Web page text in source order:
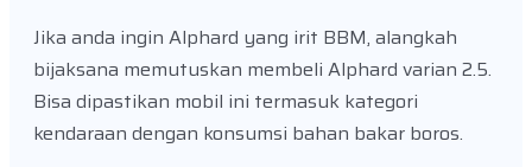
Jika anda ingin Alphard yang irit BBM, alangkah
bijaksana memutuskan membeli Alphard varian 2.5.
Bisa dipastikan mobil ini termasuk kategori
kendaraan dengan konsumsi bahan bakar boros.